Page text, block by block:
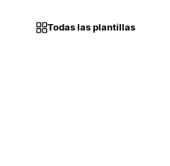
Todas las plantillas